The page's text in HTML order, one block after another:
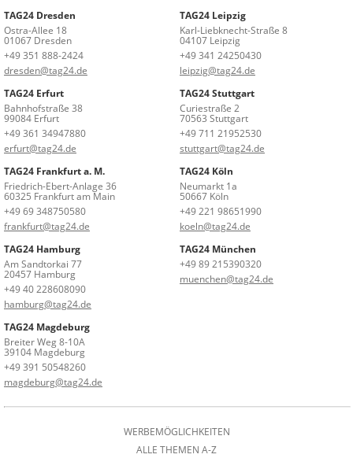
TAG24 Dresden
Ostra-Allee 18
01067 Dresden
+49 351 888-2424
dresden@tag24.de
TAG24 Leipzig
Karl-Liebknecht-Straße 8
04107 Leipzig
+49 341 24250430
leipzig@tag24.de
TAG24 Erfurt
Bahnhofstraße 38
99084 Erfurt
+49 361 34947880
erfurt@tag24.de
TAG24 Stuttgart
Curiestraße 2
70563 Stuttgart
+49 711 21952530
stuttgart@tag24.de
TAG24 Frankfurt a. M.
Friedrich-Ebert-Anlage 36
60325 Frankfurt am Main
+49 69 348750580
frankfurt@tag24.de
TAG24 Köln
Neumarkt 1a
50667 Köln
+49 221 98651990
koeln@tag24.de
TAG24 Hamburg
Am Sandtorkai 77
20457 Hamburg
+49 40 228608090
hamburg@tag24.de
TAG24 München
+49 89 215390320
muenchen@tag24.de
TAG24 Magdeburg
Breiter Weg 8-10A
39104 Magdeburg
+49 391 50548260
magdeburg@tag24.de
WERBEMÖGLICHKEITEN
ALLE THEMEN A-Z